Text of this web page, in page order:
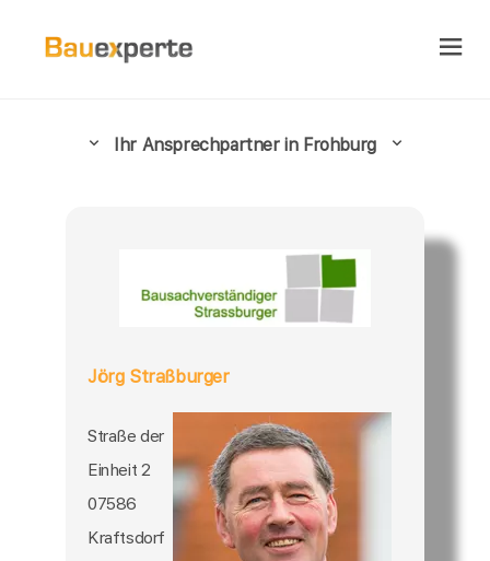
Ihr Ansprechpartner in Frohburg
Jörg Straßburger
Straße der
Einheit 2
07586
Kraftsdorf